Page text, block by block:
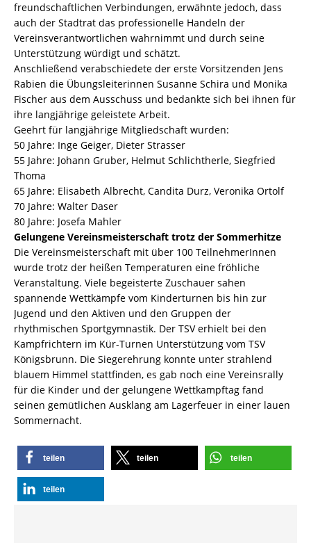
freundschaftlichen Verbindungen, erwähnte jedoch, dass
auch der Stadtrat das professionelle Handeln der
Vereinsverantwortlichen wahrnimmt und durch seine
Unterstützung würdigt und schätzt.
Anschließend verabschiedete der erste Vorsitzenden Jens
Rabien die Übungsleiterinnen Susanne Schira und Monika
Fischer aus dem Ausschuss und bedankte sich bei ihnen für
ihre langjährige geleistete Arbeit.
Geehrt für langjährige Mitgliedschaft wurden:
50 Jahre: Inge Geiger, Dieter Strasser
55 Jahre: Johann Gruber, Helmut Schlichtherle, Siegfried
Thoma
65 Jahre: Elisabeth Albrecht, Candita Durz, Veronika Ortolf
70 Jahre: Walter Daser
80 Jahre: Josefa Mahler
Gelungene Vereinsmeisterschaft trotz der Sommerhitze
Die Vereinsmeisterschaft mit über 100 TeilnehmerInnen
wurde trotz der heißen Temperaturen eine fröhliche
Veranstaltung. Viele begeisterte Zuschauer sahen
spannende Wettkämpfe vom Kinderturnen bis hin zur
Jugend und den Aktiven und den Gruppen der
rhythmischen Sportgymnastik. Der TSV erhielt bei den
Kampfrichtern im Kür-Turnen Unterstützung vom TSV
Königsbrunn. Die Siegerehrung konnte unter strahlend
blauem Himmel stattfinden, es gab noch eine Vereinsrally
für die Kinder und der gelungene Wettkampftag fand
seinen gemütlichen Ausklang am Lagerfeuer in einer lauen
Sommernacht.
teilen teilen teilen
teilen